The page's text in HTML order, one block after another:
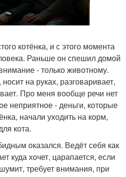
котёнка, и с этого момента
Раньше он спешил домой
- только животному.
на руках, разговаривает,
Про меня вообще речи нет
неприятное - деньги, которые
начали уходить на корм,
кота.
оказался. Ведёт себя как
куда хочет, царапается, если
требует внимания, при